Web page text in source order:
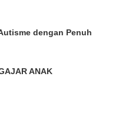
dengan Penuh
ANAK